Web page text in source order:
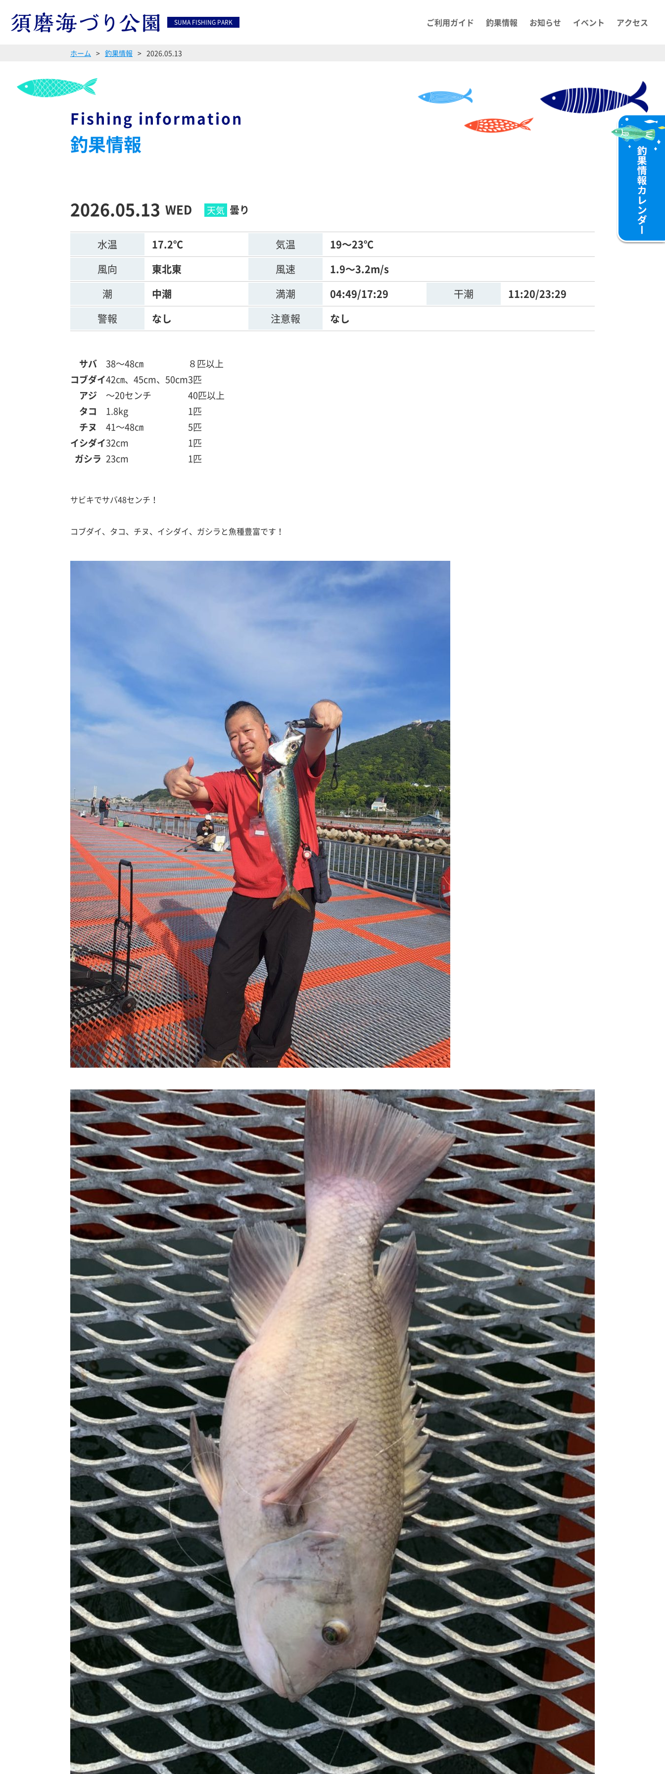
SUMA FISHING PARK ご利用ガイド 釣果情報 お知らせ イベント アクセス
ホーム 釣果情報 2026.05.13
Fishing information
釣果情報
2026.05.13 WED 曇り
水温 17.2℃ 気温
19～23℃
風向
東北東 風速
1.9～3.2m/s
潮
中潮 満潮 04:49/17:29 干潮
11:20/23:29
警報
なし 注意報 なし
サバ 38～48㎝
８匹以上
コブダイ42㎝、45cm、50cm3匹
アジ
～20センチ
40匹以上
タコ
1.8kg
1匹
チヌ
41～48㎝
5匹
イシダイ32cm
1匹
ガシラ 23cm 1匹
サビキでサバ48センチ！
コブダイ、タコ、チヌ、イシダイ、ガシラと魚種豊富です！